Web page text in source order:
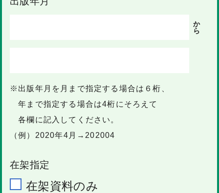
か
ら
※出版年月を月まで指定する場合は６桁、
年まで指定する場合は4桁にそろえて
各欄に記入してください。
（例）2020年4月→202004
在架指定
在架資料のみ